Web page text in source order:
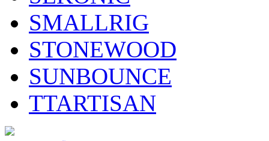
SMALLRIG
STONEWOOD
SUNBOUNCE
TTARTISAN